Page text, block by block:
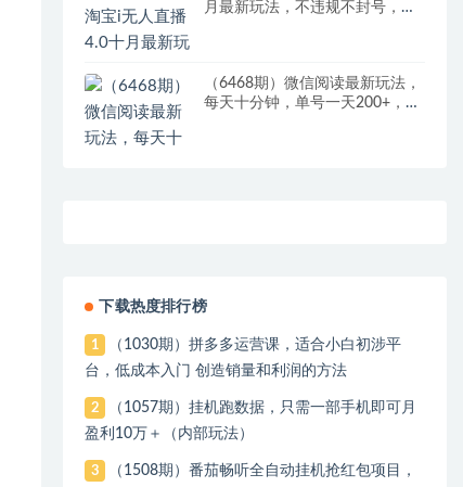
月最新玩法，不违规不封号，完
（6468期）微信阅读最新玩法，
每天十分钟，单号一天200+，简
下载热度排行榜
1
（1030期）拼多多运营课，适合小白初涉平
台，低成本入门 创造销量和利润的方法
2
（1057期）挂机跑数据，只需一部手机即可月
盈利10万＋（内部玩法）
3
（1508期）番茄畅听全自动挂机抢红包项目，